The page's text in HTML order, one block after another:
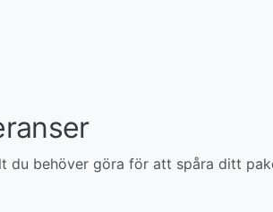
behöver göra för att spåra ditt